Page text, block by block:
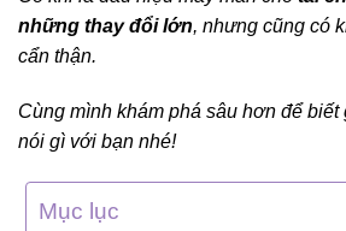
những thay đổi lớn, nhưng cũng có
cẩn thận.
Cùng mình khám phá sâu hơn để biết
nói gì với bạn nhé!
Mục lục